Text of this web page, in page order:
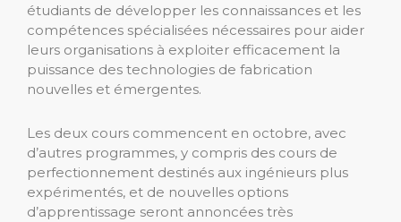
étudiants de développer les connaissances et les
compétences spécialisées nécessaires pour aider
leurs organisations à exploiter efficacement la
puissance des technologies de fabrication
nouvelles et émergentes.
Les deux cours commencent en octobre, avec
d’autres programmes, y compris des cours de
perfectionnement destinés aux ingénieurs plus
expérimentés, et de nouvelles options
d’apprentissage seront annoncées très